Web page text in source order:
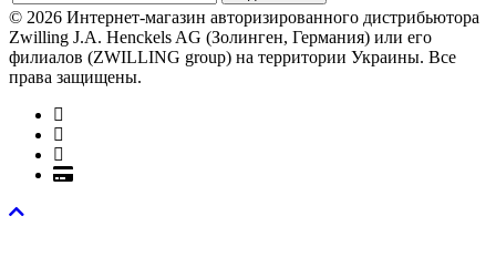
© 2026 Интернет-магазин авторизированного дистрибьютора
Zwilling J.A. Henckels AG (Золинген, Германия) или его
филиалов (ZWILLING group) на территории Украины. Все
права защищены.